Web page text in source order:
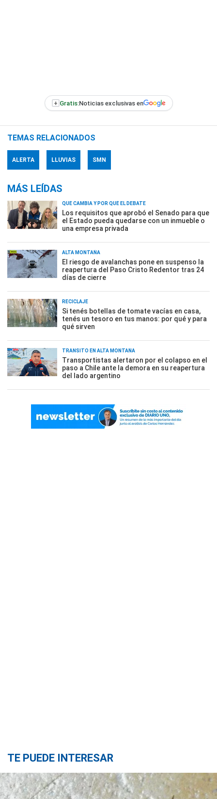
+ Gratis:Noticias exclusivas en
TEMAS RELACIONADOS
ALERTA LLUVIAS SMN
MÁS LEÍDAS
QUÉ CAMBIA Y POR QUÉ EL DEBATE
Los requisitos que aprobó el Senado para que
el Estado pueda quedarse con un inmueble o
una empresa privada
ALTA MONTAÑA
El riesgo de avalanchas pone en suspenso la
reapertura del Paso Cristo Redentor tras 24
días de cierre
RECICLAJE
Si tenés botellas de tomate vacías en casa,
tenés un tesoro en tus manos: por qué y para
qué sirven
TRÁNSITO EN ALTA MONTAÑA
Transportistas alertaron por el colapso en el
paso a Chile ante la demora en su reapertura
del lado argentino
TE PUEDE INTERESAR